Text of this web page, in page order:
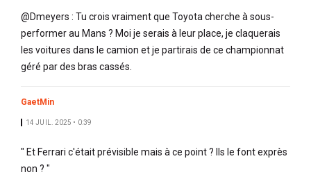
@Dmeyers : Tu crois vraiment que Toyota cherche à sous-
performer au Mans ? Moi je serais à leur place, je claquerais
les voitures dans le camion et je partirais de ce championnat
géré par des bras cassés.
GaetMin
14 JUIL. 2025 • 0:39
" Et Ferrari c'était prévisible mais à ce point ? Ils le font exprès
non ? "